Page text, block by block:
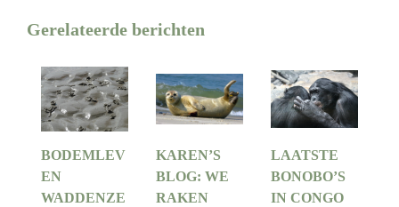
Gerelateerde berichten
BODEMLEV
EN
WADDENZE
KAREN’S
BLOG: WE
RAKEN
LAATSTE
BONOBO’S
IN CONGO